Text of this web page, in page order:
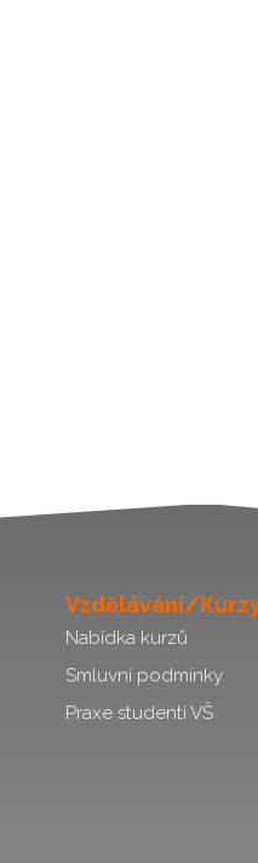
Vzdělávání/
Nabídka kurzů
Smluvní podmínky
Praxe studenti VŠ